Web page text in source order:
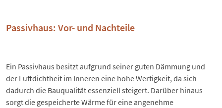
Passivhaus: Vor- und Nachteile
Ein Passivhaus besitzt aufgrund seiner guten Dämmung und
der Luftdichtheit im Inneren eine hohe Wertigkeit, da sich
dadurch die Bauqualität essenziell steigert. Darüber hinaus
sorgt die gespeicherte Wärme für eine angenehme